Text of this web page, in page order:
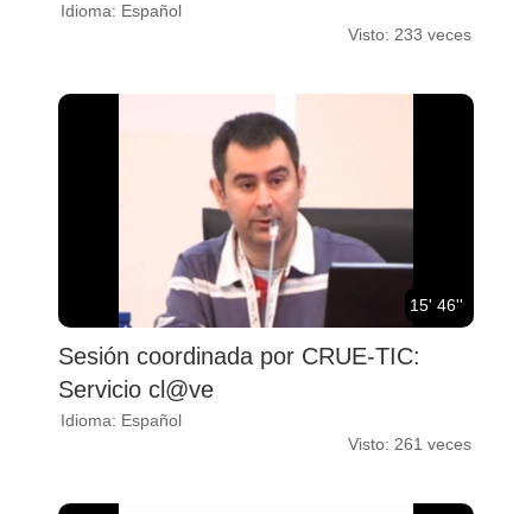
Idioma: Español
Visto: 233 veces
15' 46''
Sesión coordinada por CRUE-TIC:
Servicio cl@ve
Idioma: Español
Visto: 261 veces